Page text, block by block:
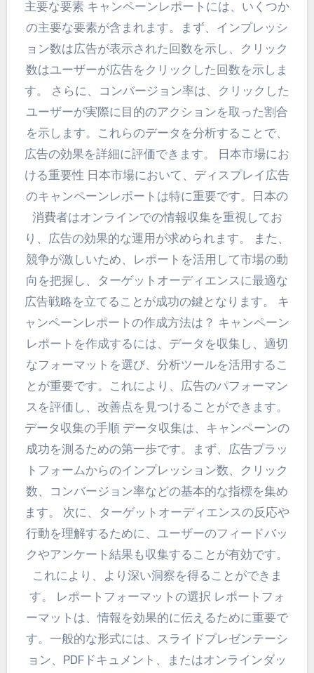
主要な要素 キャンペーンレポートには、いくつか
の主要な要素が含まれます。まず、インプレッシ
ョン数は広告が表示された回数を示し、クリック
数はユーザーが広告をクリックした回数を示しま
す。 さらに、コンバージョン率は、クリックした
ユーザーが実際に目的のアクションを取った割合
を示します。これらのデータを分析することで、
広告の効果を詳細に評価できます。 日本市場にお
ける重要性 日本市場において、ディスプレイ広告
のキャンペーンレポートは特に重要です。日本の
消費者はオンラインでの情報収集を重視してお
り、広告の効果的な運用が求められます。 また、
競争が激しいため、レポートを活用して市場の動
向を把握し、ターゲットオーディエンスに最適な
広告戦略を立てることが成功の鍵となります。 キ
ャンペーンレポートの作成方法は？ キャンペーン
レポートを作成するには、データを収集し、適切
なフォーマットを選び、分析ツールを活用するこ
とが重要です。これにより、広告のパフォーマン
スを評価し、改善点を見つけることができます。
データ収集の手順 データ収集は、キャンペーンの
成功を測るための第一歩です。まず、広告プラッ
トフォームからのインプレッション数、クリック
数、コンバージョン率などの基本的な指標を集め
ます。 次に、ターゲットオーディエンスの反応や
行動を理解するために、ユーザーのフィードバッ
クやアンケート結果も収集することが有効です。
これにより、より深い洞察を得ることができま
す。 レポートフォーマットの選択 レポートフォ
ーマットは、情報を効果的に伝えるために重要で
す。一般的な形式には、スライドプレゼンテーシ
ョン、PDFドキュメント、またはオンラインダッ